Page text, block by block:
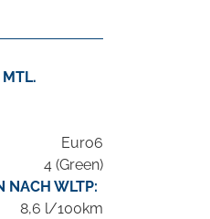
Euro6
4 (Green)
NACH WLTP:
8,6 l/100km